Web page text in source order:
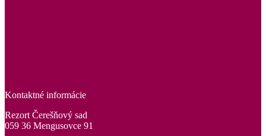
Kontaktné informácie
Rezort Čerešňový sad
059 36 Mengusovce 91